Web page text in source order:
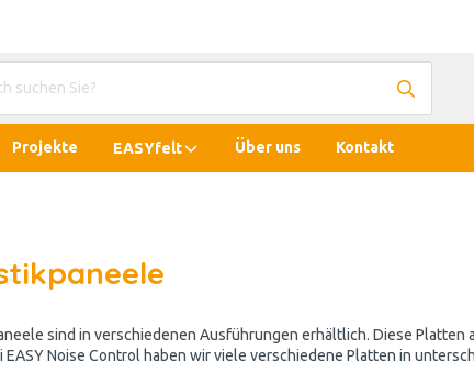
Projekte EASYfelt Über uns Kontakt
sind in verschiedenen Ausführungen erhältlich. Diese Platten
EASY Noise Control haben wir viele verschiedene Platten in